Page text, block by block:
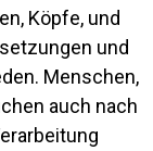
Köpfe, und
und
Menschen,
auch nach